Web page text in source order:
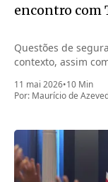
encontro com
Questões de
contexto, assim
11 mai 2026•10 Min
Por: Maurício de